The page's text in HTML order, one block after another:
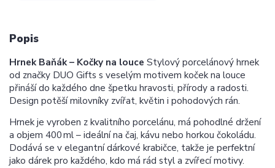
Popis
Hrnek Baňák – Kočky na louce Stylový porcelánový hrnek
od značky DUO Gifts s veselým motivem koček na louce
přináší do každého dne špetku hravosti, přírody a radosti.
Design potěší milovníky zvířat, květin i pohodových rán.
Hrnek je vyroben z kvalitního porcelánu, má pohodlné držení
a objem 400 ml – ideální na čaj, kávu nebo horkou čokoládu.
Dodává se v elegantní dárkové krabičce, takže je perfektní
jako dárek pro každého, kdo má rád styl a zvířecí motivy.